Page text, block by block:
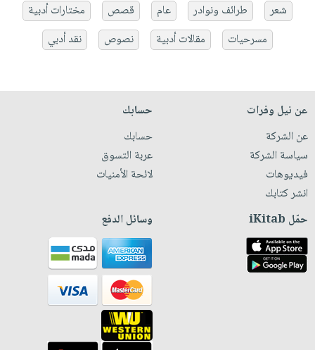
شعر
طرائف ونوادر عام قصص
مختارات أدبية
مسرحيات
مقالات أدبية نصوص نقد أدبي
عن نيل وفرات
عن الشركة
سياسة الشركة
فيديوهات
انشر كتابك
حسابك
حسابك
عربة التسوق
لائحة الأمنيات
حمّل iKitab وسائل الدفع